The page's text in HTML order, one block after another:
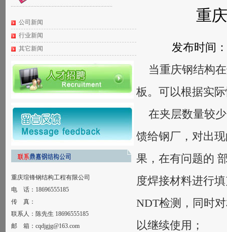
公司新闻
行业新闻
其它新闻
重庆瑄锋钢结构工程有限公司
电 话：18696555185
传 真：
联系人：陈先生 18696555185
邮 箱：cqdjgjg@163.com
重
发布时间
当重庆钢结构
板。可以根据实
在夹层数量较少
馈给钢厂，对出
果，在有问题的
度焊接材料进行
NDT检测，同时
以继续使用；